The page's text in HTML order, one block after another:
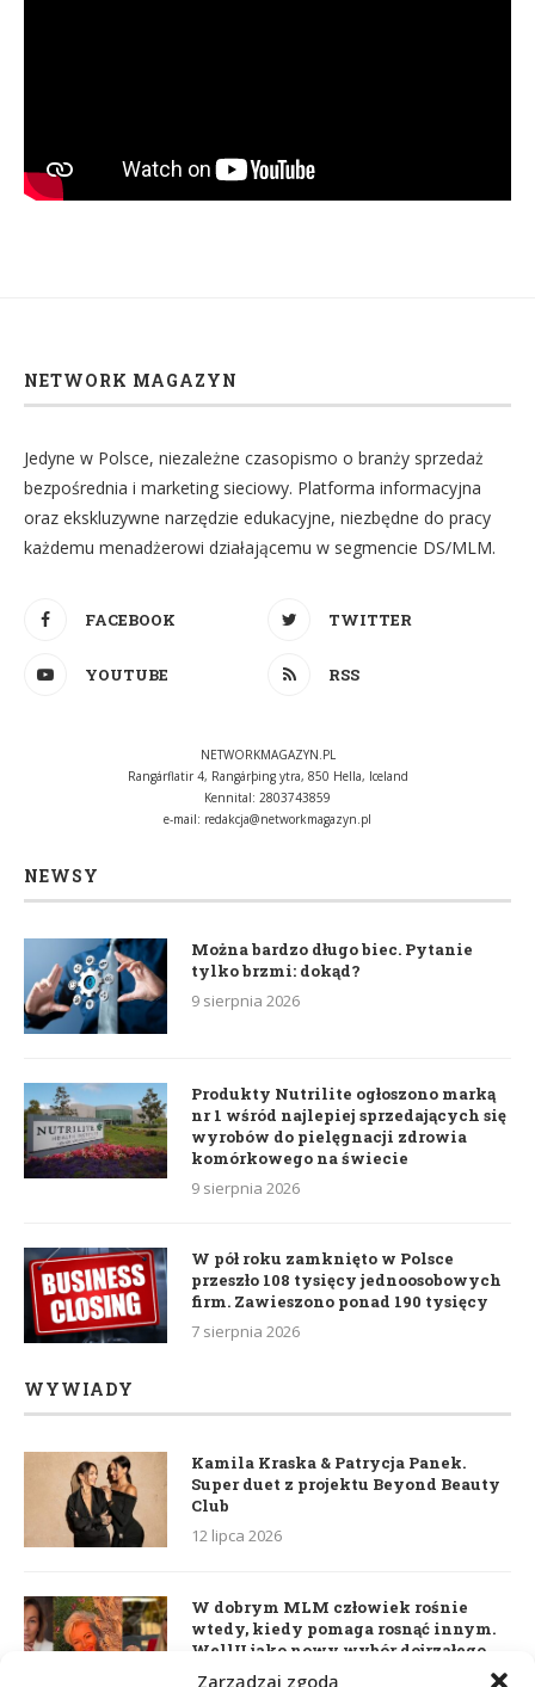
Zarządzaj zgodą
NETWORK MAGAZYN
Jedyne w Polsce, niezależne czasopismo o branży sprzedaż
bezpośrednia i marketing sieciowy. Platforma informacyjna
oraz ekskluzywne narzędzie edukacyjne, niezbędne do pracy
każdemu menadżerowi działającemu w segmencie DS/MLM.
FACEBOOK TWITTER
YOUTUBE RSS
NETWORKMAGAZYN.PL
Rangárflatir 4, Rangárþing ytra, 850 Hella, Iceland
Kennital: 2803743859
e-mail: redakcja@networkmagazyn.pl
NEWSY
Można bardzo długo biec. Pytanie
tylko brzmi: dokąd?
9 sierpnia 2026
Produkty Nutrilite ogłoszono marką
nr 1 wśród najlepiej sprzedających się
wyrobów do pielęgnacji zdrowia
komórkowego na świecie
9 sierpnia 2026
W pół roku zamknięto w Polsce
przeszło 108 tysięcy jednoosobowych
firm. Zawieszono ponad 190 tysięcy
7 sierpnia 2026
WYWIADY
Kamila Kraska & Patrycja Panek.
Super duet z projektu Beyond Beauty
Club
12 lipca 2026
W dobrym MLM człowiek rośnie
wtedy, kiedy pomaga rosnąć innym.
WellU jako nowy wybór dojrzałego
lidera